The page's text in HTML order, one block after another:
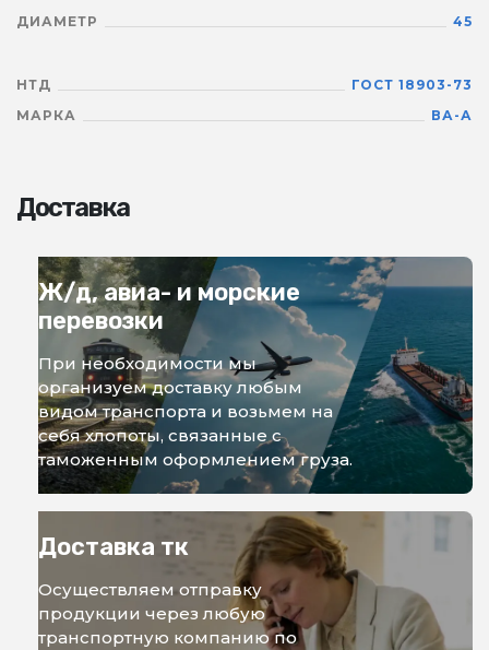
ДИАМЕТР 45
НТД
ГОСТ 18903-73
МАРКА
ВА-А
Доставка
Ж/д, авиа- и морские
перевозки
При необходимости мы
организуем доставку любым
видом транспорта и возьмем на
себя хлопоты, связанные с
таможенным оформлением груза.
Доставка тк
Осуществляем отправку
продукции через любую
транспортную компанию по